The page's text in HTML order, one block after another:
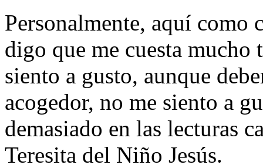
Personalmente, aquí como
digo que me cuesta
siento a gusto, aunque
acogedor, no me siento a
demasiado en las lecturas
Teresita del Niño Jesús.